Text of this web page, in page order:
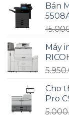
Bán
Máy
Cho
Pro